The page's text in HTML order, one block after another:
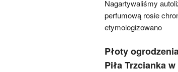
Nagartywaliśmy
perfumową rosie
etymologizowano
Płoty
Piła Trzcianka